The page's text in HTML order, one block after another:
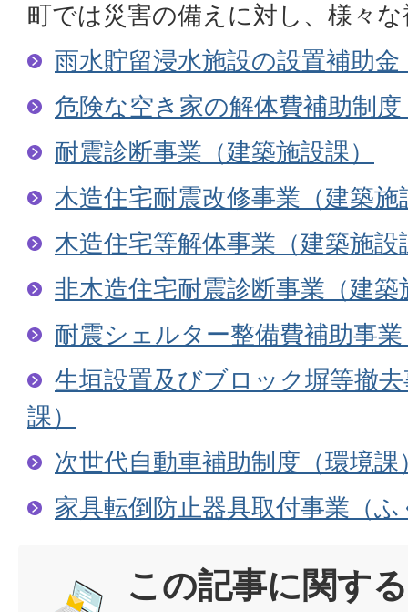
町では災害の備えに対し、様々
雨水貯留浸水施設の設置補助
危険な空き家の解体費補助制
耐震診断事業（建築施設課）
木造住宅耐震改修事業（建築施
木造住宅等解体事業（建築施設
非木造住宅耐震診断事業（建築
耐震シェルター整備費補助事
生垣設置及びブロック塀等撤
課）
次世代自動車補助制度（環境課
家具転倒防止器具取付事業（
この記事に関す